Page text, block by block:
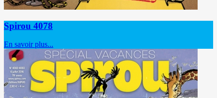
Spirou 4078
En savoir plus...